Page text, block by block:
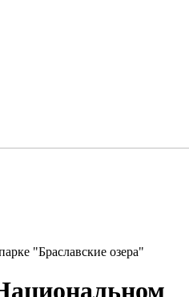
"Браславские озера"